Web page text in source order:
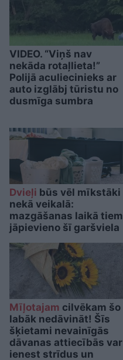
VIDEO. “Viņš nav
nekāda rotaļlieta!”
Polijā aculiecinieks ar
auto izglābj tūristu no
dusmīga sumbra
Dvieļi būs vēl mīkstāki
nekā veikalā:
mazgāšanas laikā tiem
jāpievieno šī garšviela
Mīļotajam cilvēkam šo
labāk nedāvināt! Šīs
šķietami nevainīgās
dāvanas attiecībās var
ienest strīdus un